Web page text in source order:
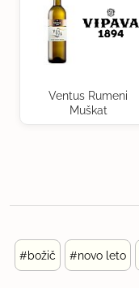
Ventus Rumeni
Muškat
#božič #novo leto